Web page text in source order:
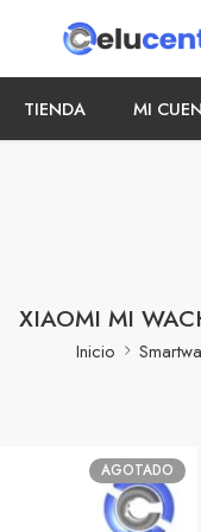
TIENDA MI
XIAOMI MI
Inicio
AGOTADO